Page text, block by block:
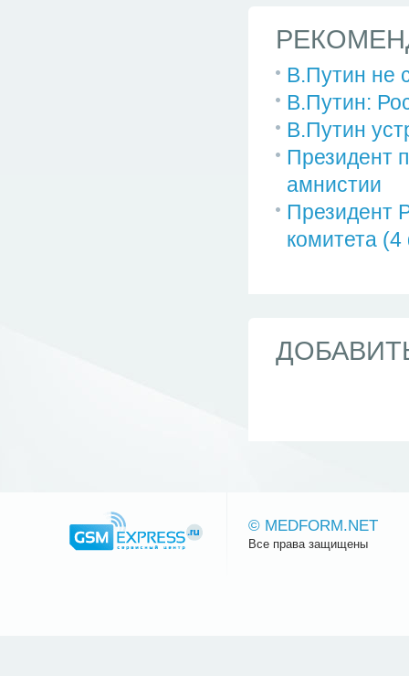
В.Путин не
В.Путин:
В.Путин
Президент
амнистии
Президент
комитета
© MEDFORM.NET
Все права защищены